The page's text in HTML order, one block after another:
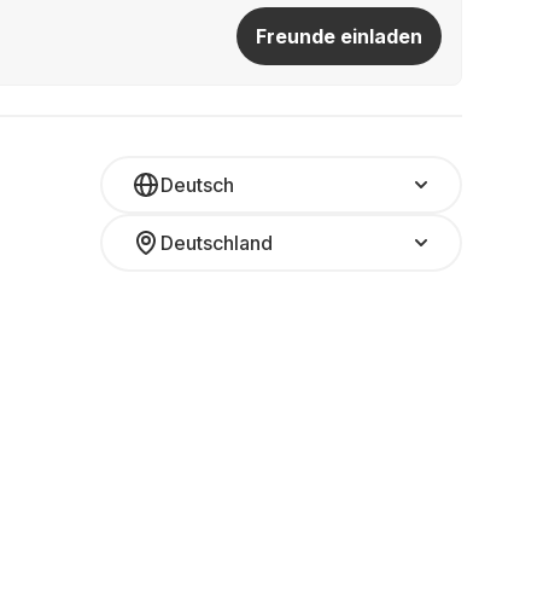
Freunde einladen
Deutsch
Deutschland